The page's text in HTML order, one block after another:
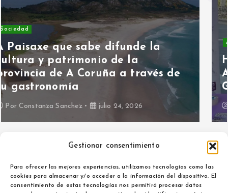
Gestionar consentimiento
Para ofrecer las mejores experiencias, utilizamos tecnologías como las
cookies para almacenar y/o acceder a la información del dispositivo. El
consentimiento de estas tecnologías nos permitirá procesar datos
Asociaciones
Hoy hablamos con Asociación
ALMA contra la Violencia de
Género
PorMaria Izquierdo julio 15, 2026